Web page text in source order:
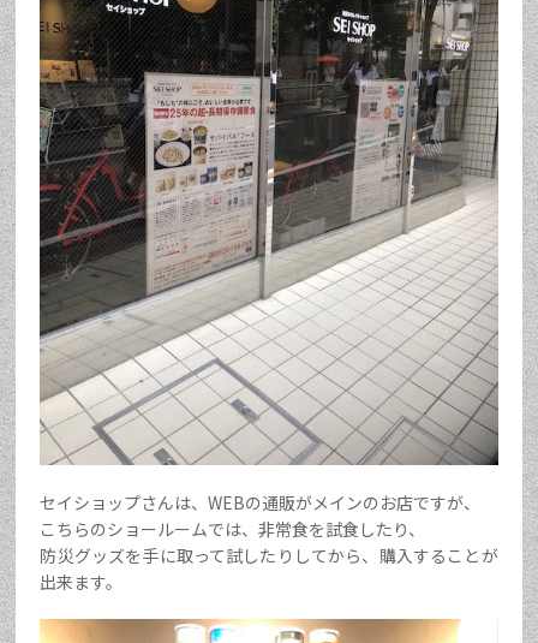
セイショップさんは、WEBの通販がメインのお店ですが、
こちらのショールームでは、非常食を試食したり、
防災グッズを手に取って試したりしてから、購入することが
出来ます。